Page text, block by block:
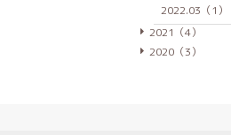
2022.03（1）
2021（4）
2020（3）